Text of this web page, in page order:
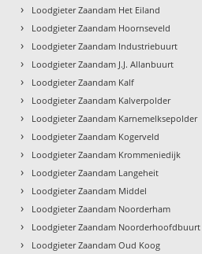
› Loodgieter Zaandam Het Eiland
› Loodgieter Zaandam Hoornseveld
› Loodgieter Zaandam Industriebuurt
› Loodgieter Zaandam J.J. Allanbuurt
› Loodgieter Zaandam Kalf
› Loodgieter Zaandam Kalverpolder
› Loodgieter Zaandam Karnemelksepolder
› Loodgieter Zaandam Kogerveld
› Loodgieter Zaandam Krommeniedijk
› Loodgieter Zaandam Langeheit
› Loodgieter Zaandam Middel
› Loodgieter Zaandam Noorderham
› Loodgieter Zaandam Noorderhoofdbuurt
› Loodgieter Zaandam Oud Koog